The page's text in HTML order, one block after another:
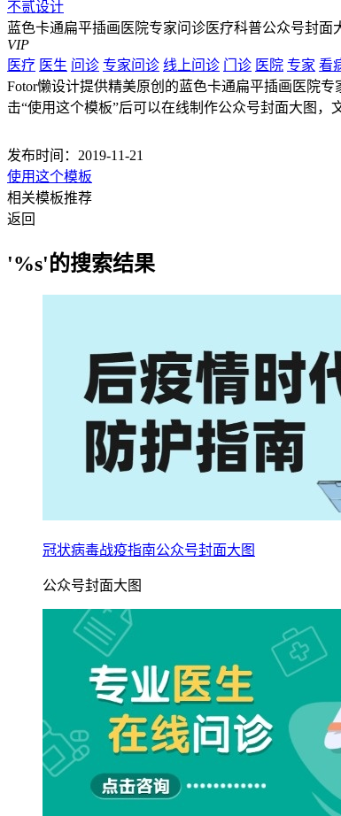
不贰设计
蓝色卡通扁平插画医院专家问诊医疗科普公众号封面
VIP
医疗 医生 问诊 专家问诊 线上问诊 门诊 医院 专家 看
Fotor懒设计提供精美原创的蓝色卡通扁平插画医院
击“使用这个模板”后可以在线制作公众号封面大图
发布时间：2019-11-21
使用这个模板
相关模板推荐
返回
'%s'的搜索结果
冠状病毒战疫指南公众号封面大图
公众号封面大图